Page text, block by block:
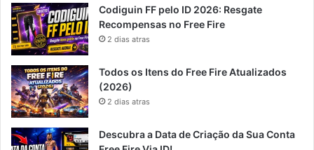
Codiguin FF pelo ID 2026: Resgate
Recompensas no Free Fire
2 dias atras
Todos os Itens do Free Fire Atualizados
(2026)
2 dias atras
Descubra a Data de Criação da Sua Conta